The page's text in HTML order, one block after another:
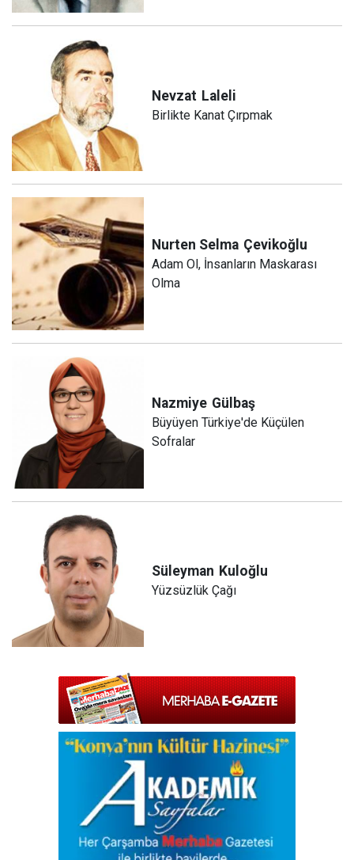
Nevzat Laleli
Birlikte Kanat Çırpmak
Nurten Selma Çevikoğlu
Adam Ol, İnsanların Maskarası
Olma
Nazmiye Gülbaş
Büyüyen Türkiye'de Küçülen
Sofralar
Süleyman Kuloğlu
Yüzsüzlük Çağı